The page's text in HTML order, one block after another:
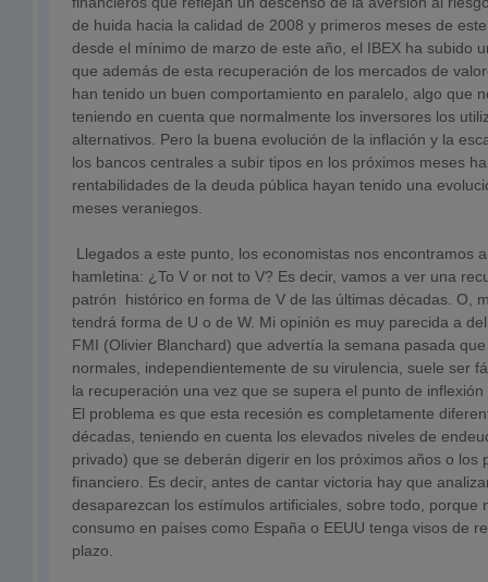
de huida hacia la calidad de 2008 y primeros meses de
desde el mínimo de marzo de este año, el IBEX ha subido
que además de esta recuperación de los mercados de
han tenido un buen comportamiento en paralelo, algo que
teniendo en cuenta que normalmente los inversores los
alternativos. Pero la buena evolución de la inflación y la
los bancos centrales a subir tipos en los próximos meses
rentabilidades de la deuda pública hayan tenido una
meses veraniegos.
Llegados a este punto, los economistas nos encontramos
hamletina: ¿To V or not to V? Es decir, vamos a ver una
patrón histórico en forma de V de las últimas décadas. O,
tendrá forma de U o de W. Mi opinión es muy parecida a
FMI (Olivier Blanchard) que advertía la semana pasada
normales, independientemente de su virulencia, suele ser
la recuperación una vez que se supera el punto de
El problema es que esta recesión es completamente
décadas, teniendo en cuenta los elevados niveles de
privado) que se deberán digerir en los próximos años o los
financiero. Es decir, antes de cantar victoria hay que
desaparezcan los estímulos artificiales, sobre todo, porque
consumo en países como España o EEUU tenga visos de
plazo.